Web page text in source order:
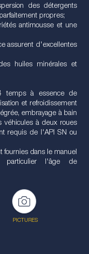
des détergents
propres;
antimousse et une
assurent d'excellentes
huiles minérales et
temps à essence de
et refroidissement
embrayage à bain
véhicules à deux roues
requis de l'API SN ou
fournies dans le manuel
l'âge de
PICTURES